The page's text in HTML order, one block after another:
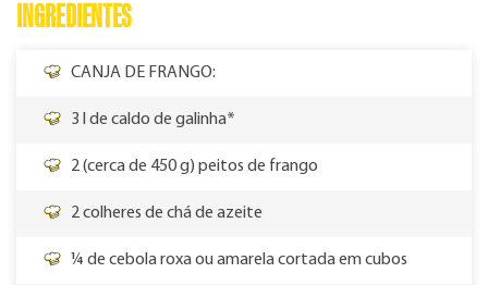
INGREDIENTES
CANJA DE FRANGO:
3 l de caldo de galinha*
2 (cerca de 450 g) peitos de frango
2 colheres de chá de azeite
¼ de cebola roxa ou amarela cortada em cubos